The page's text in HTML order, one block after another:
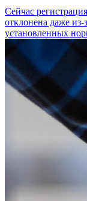
Сейчас
отклонена даже из-
установленных